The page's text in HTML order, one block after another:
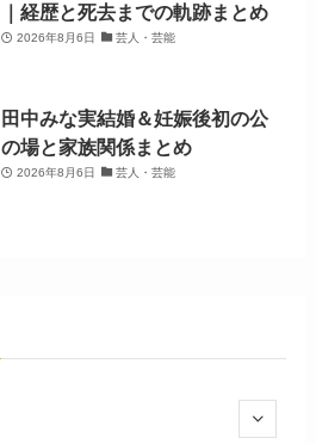
｜経歴と死去までの軌跡まとめ
2026年8月6日 芸人・芸能
田中みな実結婚＆妊娠後初の公
の場と家族関係まとめ
2026年8月6日 芸人・芸能